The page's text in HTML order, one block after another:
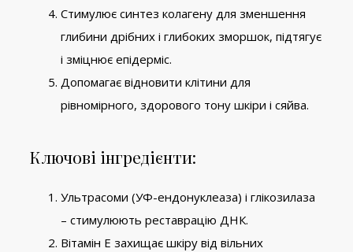
Стимулює синтез колагену для зменшення
глибини дрібних і глибоких зморшок, підтягує
і зміцнює епідерміс.
Допомагає відновити клітини для
рівномірного, здорового тону шкіри і сяйва.
Ключові інгредієнти:
Ультрасоми (УФ-ендонуклеаза) і глікозилаза
– стимулюють реставрацію ДНК.
Вітамін Е захищає шкіру від вільних